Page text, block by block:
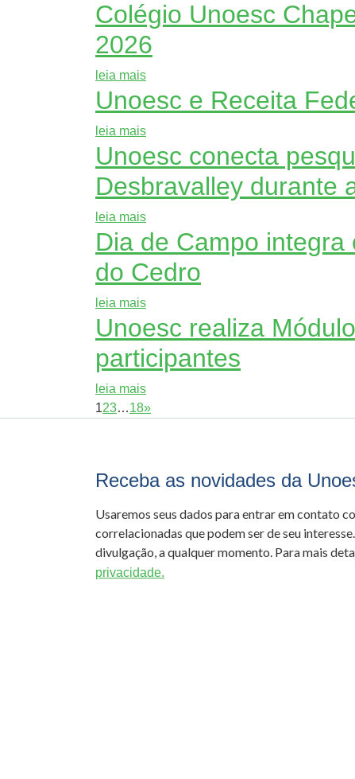
Colégio Unoesc
2026
leia mais
Unoesc e Receita
leia mais
Unoesc conecta
Desbravalley durante
leia mais
Dia de Campo
do Cedro
leia mais
Unoesc realiza
participantes
leia mais
123…18»
Receba as novidades da
Usaremos seus dados para entrar em contato
correlacionadas que podem ser de seu
divulgação, a qualquer momento. Para mais
privacidade.